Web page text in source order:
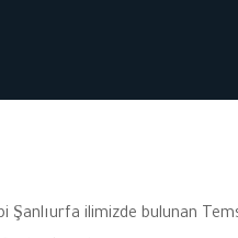
Şanlıurfa ilimizde bulunan